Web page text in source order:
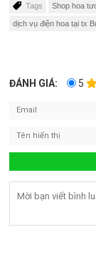
Tags Shop hoa
dịch vụ điện hoa tại tx
ĐÁNH GIÁ: 5